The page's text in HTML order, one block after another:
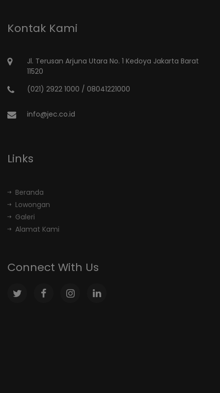
Kontak Kami
Jl. Terusan Arjuna Utara No. 1 Kedoya Jakarta Barat
11520
(021) 2922 1000 / 08041221000
info@jec.co.id
Links
Beranda
Lowongan
Galeri
Alamat Kami
Connect With Us